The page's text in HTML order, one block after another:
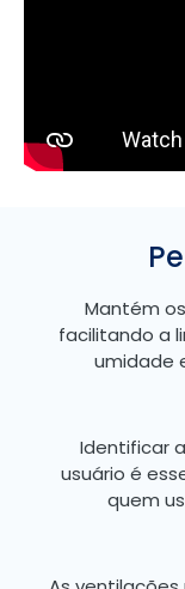
Mantém
facilitando a
umidade
Identificar
usuário é
quem